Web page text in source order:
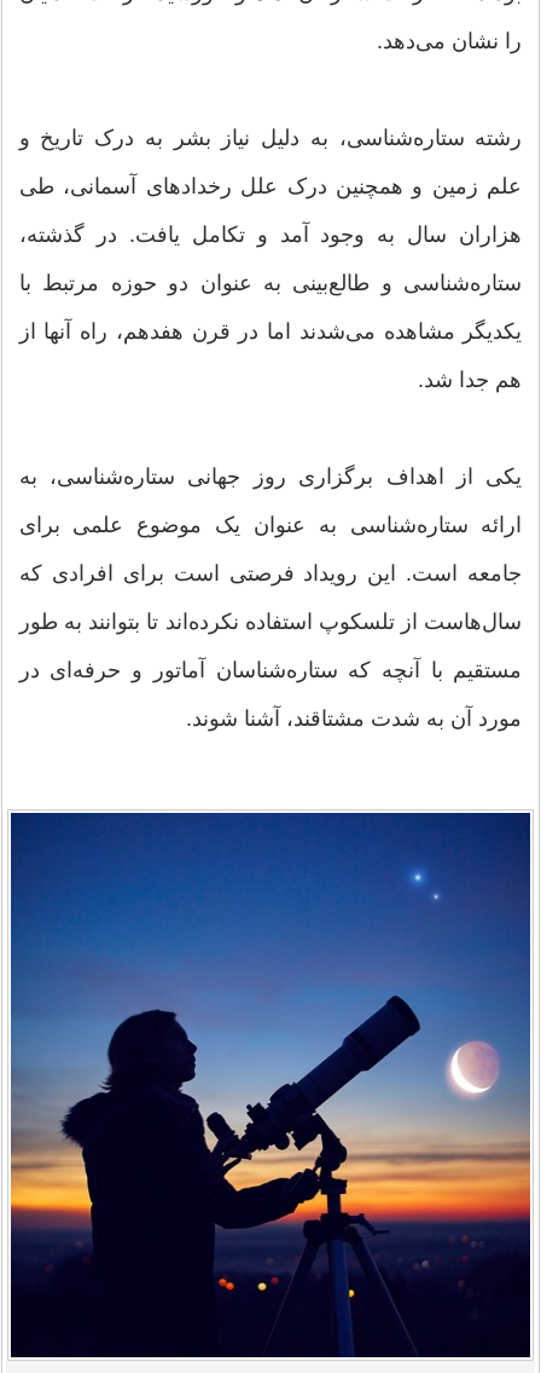
را نشان می‌دهد.
رشته ستاره‌شناسی، به دلیل نیاز بشر به درک تاریخ و
علم زمین و همچنین درک علل رخدادهای آسمانی، طی
هزاران سال به وجود آمد و تکامل یافت. در گذشته،
ستاره‌شناسی و طالع‌بینی به عنوان دو حوزه مرتبط با
یکدیگر مشاهده می‌شدند اما در قرن هفدهم، راه آنها از
هم جدا شد.
یکی از اهداف برگزاری روز جهانی ستاره‌شناسی، به
ارائه ستاره‌شناسی به عنوان یک موضوع علمی برای
جامعه است. این رویداد فرصتی است برای افرادی که
سال‌هاست از تلسکوپ استفاده نکرده‌اند تا بتوانند به طور
مستقیم با آنچه که ستاره‌شناسان آماتور و حرفه‌ای در
مورد آن به شدت مشتاقند، آشنا شوند.